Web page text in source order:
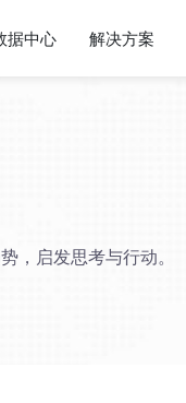
据中心 解决方案
，启发思考与行动。